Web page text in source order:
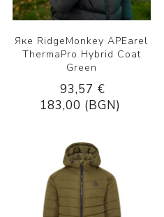
Яке RidgeMonkey APEarel
ThermaPro Hybrid Coat
Green
93,57 €
183,00 (BGN)